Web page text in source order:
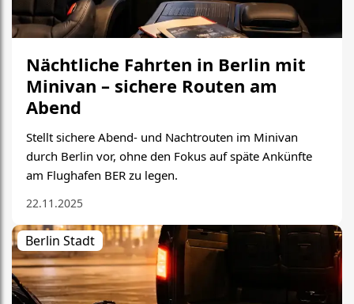
Nächtliche Fahrten in Berlin mit
Minivan – sichere Routen am
Abend
Stellt sichere Abend- und Nachtrouten im Minivan
durch Berlin vor, ohne den Fokus auf späte Ankünfte
am Flughafen BER zu legen.
22.11.2025
Berlin Stadt